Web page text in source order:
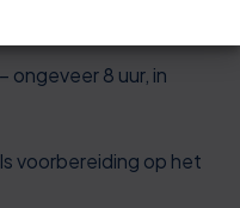
– ongeveer 8 uur, in
voorbereiding op het